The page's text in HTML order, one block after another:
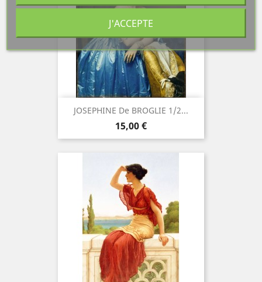
JOSEPHINE De BROGLIE 1/2...
Prix
15,00 €
J'ACCEPTE